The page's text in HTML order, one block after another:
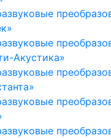
Акустика»